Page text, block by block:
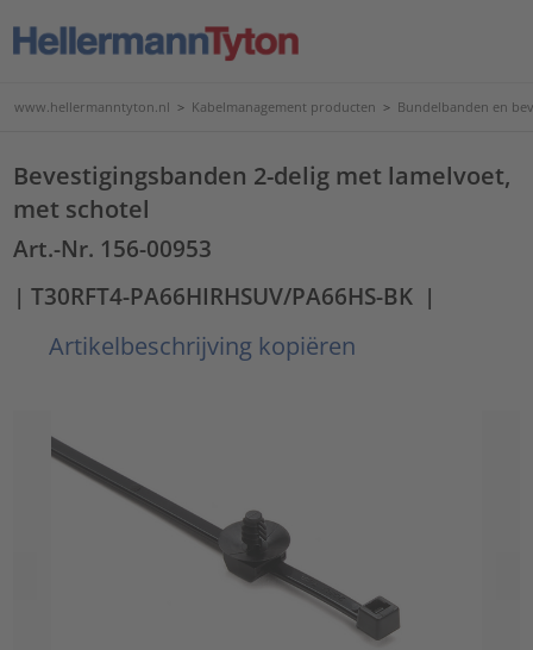
www.hellermanntyton.nl > Kabelmanagement producten > Bundelbanden en
Bevestigingsbanden 2-delig met lamelvoet,
met schotel
Art.-Nr. 156-00953
| T30RFT4-PA66HIRHSUV/PA66HS-BK |
Artikelbeschrijving kopiëren